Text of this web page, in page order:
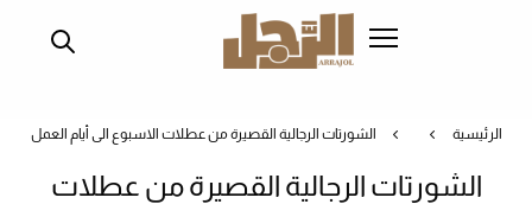
الرئيسية الشورتات الرجالية القصيرة من عطلات الاسبوع الى أيام العمل
الشورتات الرجالية القصيرة من عطلات